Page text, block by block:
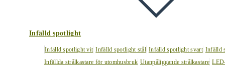
Infälld spotlight
Infälld spotlight vit Infälld spotlight stål Infälld spotlight svart Infälld
Infällda strålkastare för utomhusbruk Utanpåliggande strålkastare